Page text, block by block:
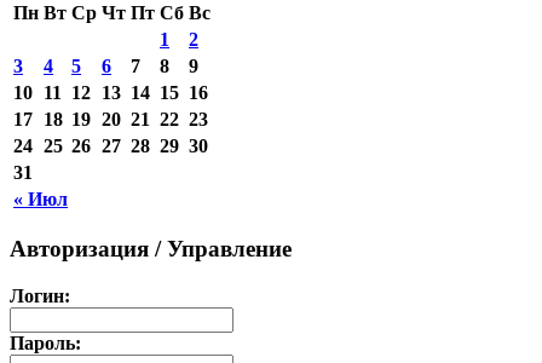
Пн Вт Ср Чт Пт Сб Вс
« Июл
1
2
3
4 5 6 7 8
9
10 11 12 13 14 15 16
17 18 19 20 21 22 23
24 25 26 27 28 29 30
31
Авторизация / Управление
Логин:
Пароль: